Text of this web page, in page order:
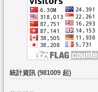
統計資訊 (981009 起)